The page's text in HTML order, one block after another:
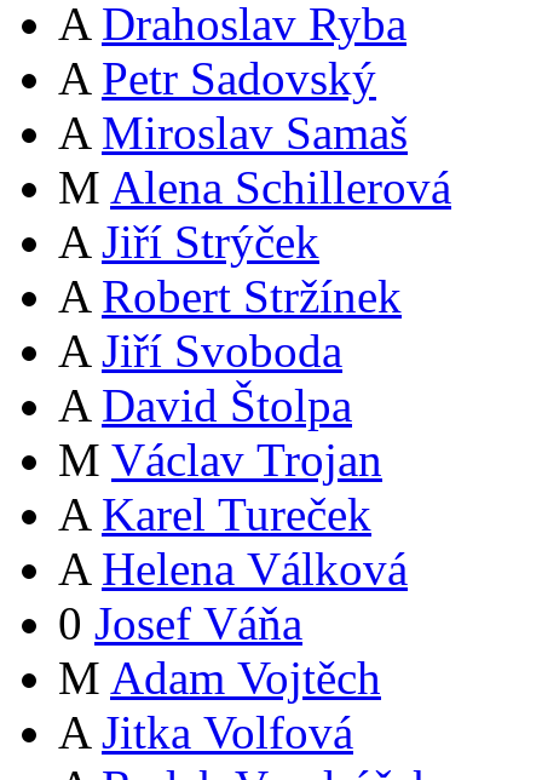
A Drahoslav Ryba
A Petr Sadovský
A Miroslav Samaš
M Alena Schillerová
A Jiří Strýček
A Robert Stržínek
A Jiří Svoboda
A David Štolpa
M Václav Trojan
A Karel Tureček
A Helena Válková
0 Josef Váňa
M Adam Vojtěch
A Jitka Volfová